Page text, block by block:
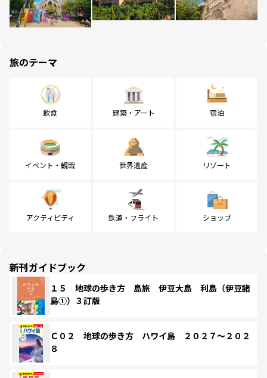
旅のテーマ
飲食 建築・アート 宿泊
イベント・観戦 世界遺産 リゾート
アクティビティ 鉄道・フライト ショップ
新刊ガイドブック
１５ 地球の歩き方 島旅 伊豆大島 利島（伊豆諸
島①）３訂版
Ｃ０２ 地球の歩き方 ハワイ島 ２０２７～２０２
８